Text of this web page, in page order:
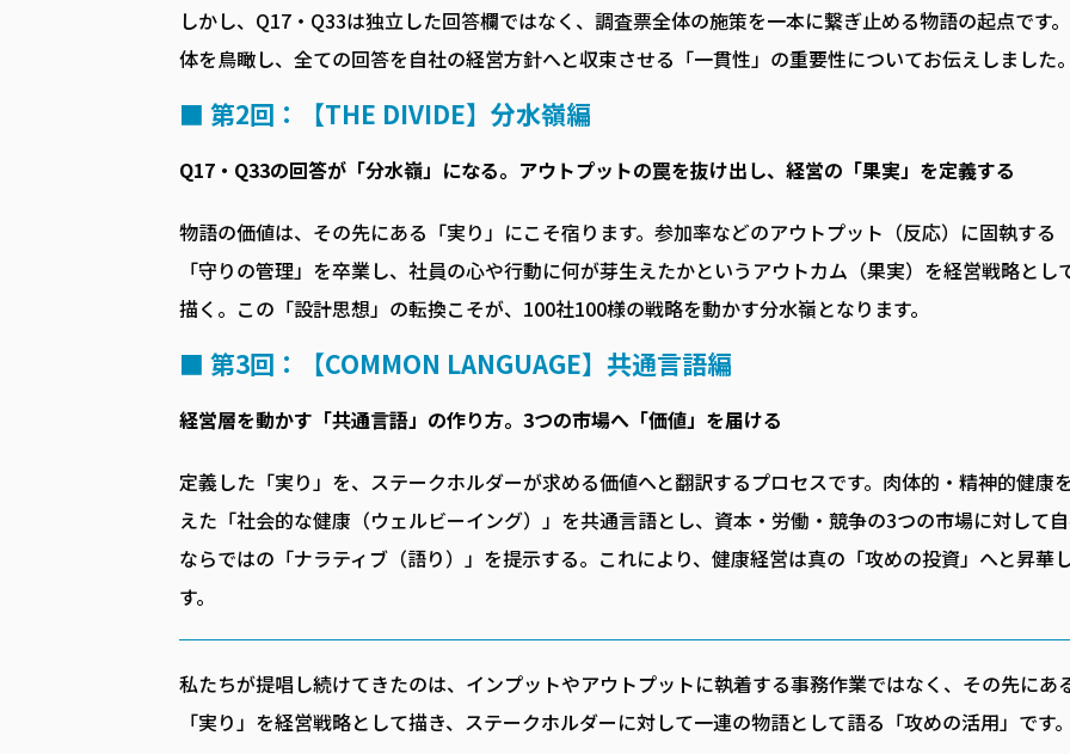
しかし、Q17・Q33は独立した回答欄ではなく、調査票全体の施策を一本に繋ぎ止める物語の起点です
体を鳥瞰し、全ての回答を自社の経営方針へと収束させる「一貫性」の重要性についてお伝えしました
■ 第2回：【THE DIVIDE】分水嶺編
Q17・Q33の回答が「分水嶺」になる。アウトプットの罠を抜け出し、経営の「果実」を定義する
物語の価値は、その先にある「実り」にこそ宿ります。参加率などのアウトプット（反応）に固執する
「守りの管理」を卒業し、社員の心や行動に何が芽生えたかというアウトカム（果実）を経営戦略とし
描く。この「設計思想」の転換こそが、100社100様の戦略を動かす分水嶺となります。
■ 第3回：【COMMON LANGUAGE】共通言語編
経営層を動かす「共通言語」の作り方。3つの市場へ「価値」を届ける
定義した「実り」を、ステークホルダーが求める価値へと翻訳するプロセスです。肉体的・精神的健康
えた「社会的な健康（ウェルビーイング）」を共通言語とし、資本・労働・競争の3つの市場に対して
ならではの「ナラティブ（語り）」を提示する。これにより、健康経営は真の「攻めの投資」へと昇華
す。
私たちが提唱し続けてきたのは、インプットやアウトプットに執着する事務作業ではなく、その先にあ
「実り」を経営戦略として描き、ステークホルダーに対して一連の物語として語る「攻めの活用」です